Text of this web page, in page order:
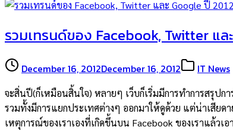
รวมเทรนด์ของ Facebook, Twitter แล
December 16, 2012December 16, 2012 IT News
จะสิ่นปี(ก็เหมือนสิ้นใจ) หลายๆ เว็บก็เริ่มมีการทำการสรุปก
รวมทั้งมีการแยกประเทศต่างๆ ออกมาให้ดูด้วย แต่น่าเสีย
เหตุการณ์ของเราเองที่เกิดขึ้นบน Facebook ของเราแล้วเ